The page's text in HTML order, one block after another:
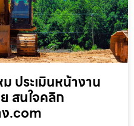
ประเมินหน้างาน
สนใจคลิก
.com